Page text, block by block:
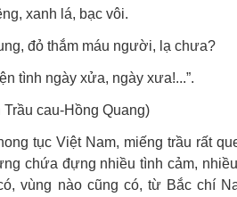
xanh lá, bạc vôi.
đỏ thắm máu người, lạ chưa?
tình ngày xửa, ngày xưa!...”.
Trầu cau-Hồng Quang)
tục Việt Nam, miếng trầu rất
chứa đựng nhiều tình cảm,
vùng nào cũng có, từ Bắc chí